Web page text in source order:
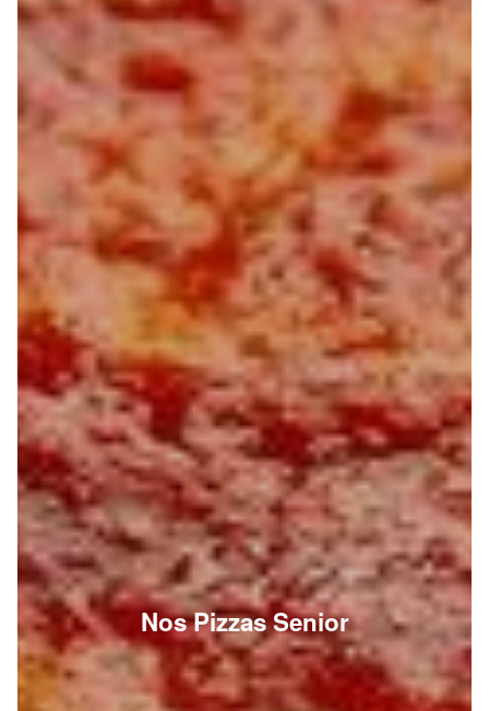
Nos Pizzas Senior